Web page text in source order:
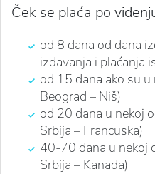
Ček se plaća po
od 8 dana od dana
izdavanja i plaćanja
od 15 dana ako su
Beograd – Niš)
od 20 dana u nekoj
Srbija – Francuska)
40-70 dana u nekoj
Srbija – Kanada)